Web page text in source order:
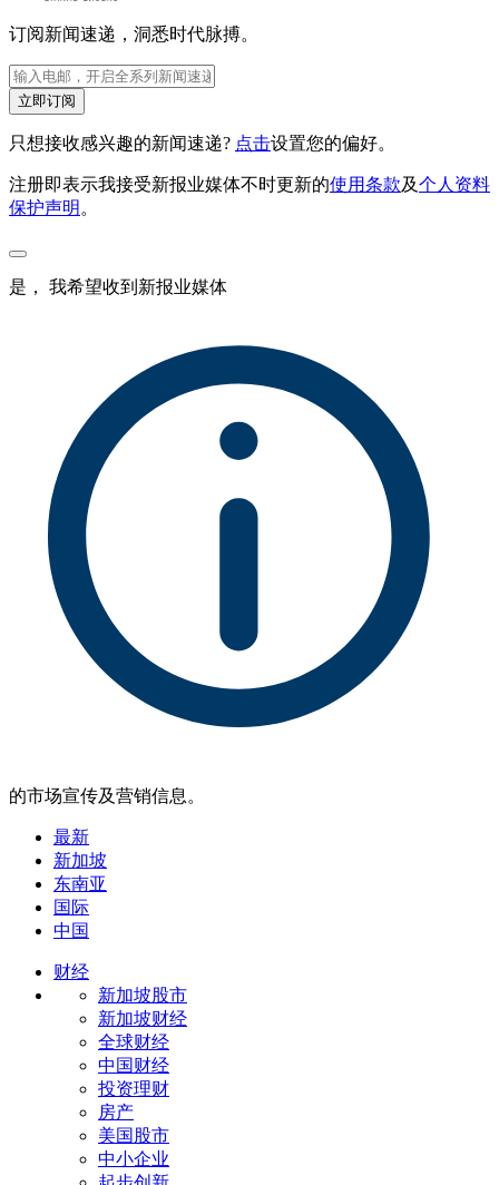
订阅新闻速递，洞悉时代脉搏。
立即订阅
只想接收感兴趣的新闻速递? 点击设置您的偏好。
注册即表示我接受新报业媒体不时更新的使用条款及个人资料
保护声明 。
是， 我希望收到新报业媒体
的市场宣传及营销信息。
最新
新加坡
东南亚
国际
中国
财经
新加坡股市
新加坡财经
全球财经
中国财经
投资理财
房产
美国股市
中小企业